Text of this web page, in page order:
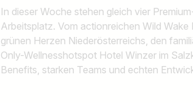
In dieser Woche stehen gleich vier
Arbeitsplatz. Vom actionreichen Wild
grünen Herzen Niederösterreichs, den
Only-Wellnesshotspot Hotel Winzer im
Benefits, starken Teams und echten